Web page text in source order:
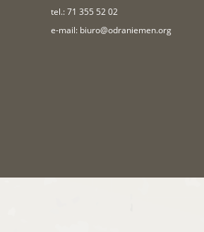
tel.: 71 355 52 02
e-mail: biuro@odraniemen.org